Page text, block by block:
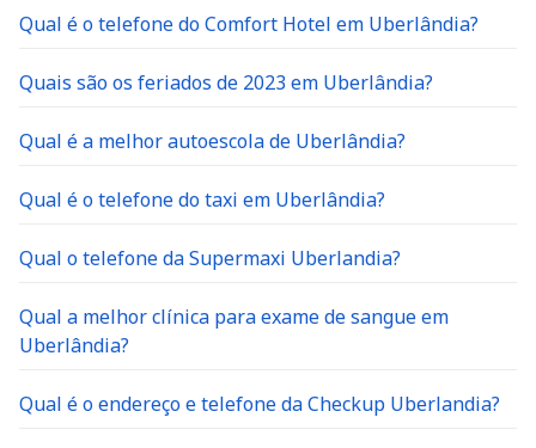
Qual é o telefone do Comfort Hotel em Uberlândia?
Quais são os feriados de 2023 em Uberlândia?
Qual é a melhor autoescola de Uberlândia?
Qual é o telefone do taxi em Uberlândia?
Qual o telefone da Supermaxi Uberlandia?
Qual a melhor clínica para exame de sangue em
Uberlândia?
Qual é o endereço e telefone da Checkup Uberlandia?